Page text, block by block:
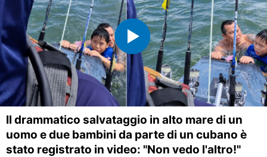
Il drammatico salvataggio in alto mare di un
uomo e due bambini da parte di un cubano è
stato registrato in video: "Non vedo l'altro!"